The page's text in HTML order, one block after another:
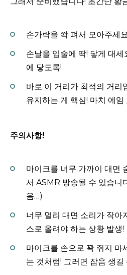
손가락을 쫙 펴서 모아주세
손날을 입술에 딱! 닿게 대
에 닿도록!
바로 이 거리가 최적의 거리
유지하는 게 핵심! 마치 에임
주의사항!
마이크를 너무 가까이 대면
서 ASMR 방송될 수 있습니
음…)
너무 멀리 대면 소리가 작아
스로 올려야 하는 상황 발생!
마이크를 손으로 꽉 쥐지 마
는 것처럼! 그러면 잡음 생길